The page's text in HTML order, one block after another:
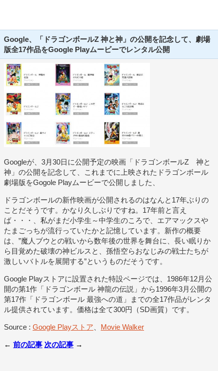
Google、「ドラゴンボールZ 神と神」の公開を記念して、劇場
版全17作品をGoogle Playムービーでレンタル公開
Googleが、3月30日に公開予定の映画「ドラゴンボールZ 神と
神」の公開を記念して、これまでに上映されたドラゴンボール
劇場版をGogole Playムービーで公開しました、
ドラゴンボールの新作映画が公開されるのはなんと17年ぶりの
ことだそうです。かなり久しぶりですね。17年前と言え
ば・・・、私がまだ小学生～中学生のころで、エアマックスや
たまごっちが流行っていたかと記憶しています。新作の概要
は、”魔人ブウとの戦いから数年後の世界を舞台に、長い眠りか
ら目覚めた破壊の神ビルスと、孫悟空らおなじみの戦士たちが
激しいバトルを展開する”というものだそうです。
Google Playストアに設置された特設ページでは、1986年12月公
開の第1作「ドラゴンボール 神龍の伝説」から1996年3月公開の
第17作「ドラゴンボール 最強への道」までの全17作品がレンタ
ル提供されています。価格は全て300円（SD画質）です。
Source : Google Playストア Movie Walker
← 前の記事 次の記事 →